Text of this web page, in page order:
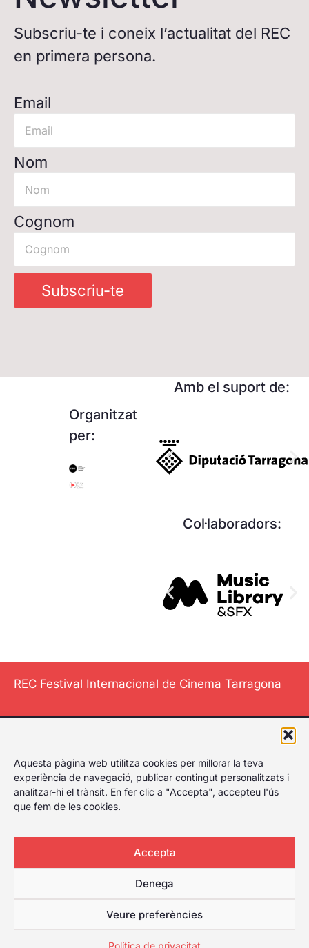
Aquesta pàgina web utilitza cookies per millorar la teva
experiència de navegació, publicar contingut personalitzats i
analitzar-hi el trànsit. En fer clic a "Accepta", accepteu l'ús
que fem de les cookies.
Accepta
Denega
Veure preferències
Política de privacitat
Subscriu-te i coneix l’actualitat del REC
en primera persona.
Email
Nom
Cognom
Subscriu-te
Organitzat
per:
Amb el suport de:
Col·laboradors:
REC Festival Internacional de Cinema Tarragona
Internacional de
Cinema de
Tarragona li dona
el primer festival
de cinema de
amplia cartellera
per a qualsevol
tipus de públic.